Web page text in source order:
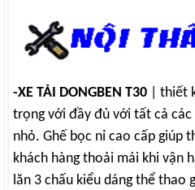
-XE TẢI DONGBEN T30 | thiết
trọng với đầy đủ với tất cả
nhỏ. Ghế bọc nỉ cao cấp giúp
khách hàng thoải mái khi vận
lăn 3 chấu kiểu dáng thể thao